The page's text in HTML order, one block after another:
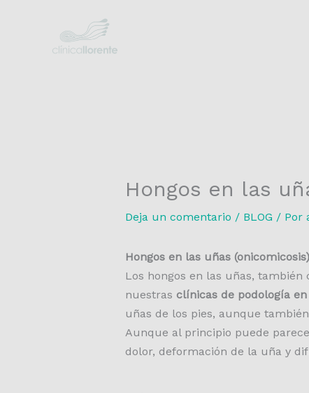
Hongos en las
Deja un comentario / BLOG / Por
Hongos en las uñas
Los hongos en las uñas, también
nuestras clínicas de podología
uñas de los pies, aunque
Aunque al principio puede
dolor, deformación de la uña y